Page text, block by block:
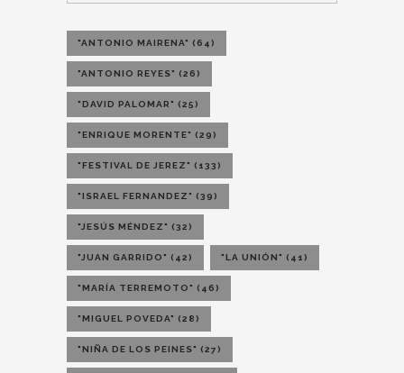
"ANTONIO MAIRENA" (64)
"ANTONIO REYES" (26)
"DAVID PALOMAR" (25)
"ENRIQUE MORENTE" (29)
"FESTIVAL DE JEREZ" (133)
"ISRAEL FERNANDEZ" (39)
"JESÚS MÉNDEZ" (32)
"JUAN GARRIDO" (42) "LA UNIÓN" (41)
"MARÍA TERREMOTO" (46)
"MIGUEL POVEDA" (28)
"NIÑA DE LOS PEINES" (27)